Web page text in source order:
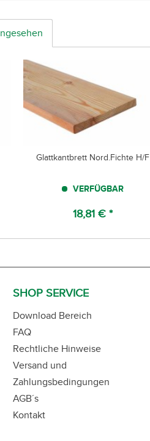
Glattkantbrett Nord.Fichte H/F
VERFÜGBAR
18,81 € *
SHOP SERVICE
Download Bereich
FAQ
Rechtliche Hinweise
Versand und
Zahlungsbedingungen
AGB´s
Kontakt